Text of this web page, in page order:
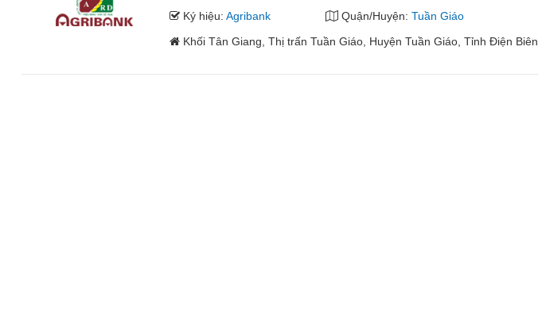
Ký hiệu:Agribank Quận/Huyện: Tuần Giáo
Khối Tân Giang, Thị trấn Tuần Giáo, Huyện Tuần Giáo, Tỉnh Điện Biên